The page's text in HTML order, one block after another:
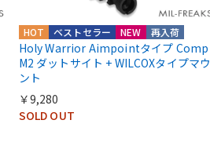
HOT NEW 再入荷
ベストセラー
Holy Warrior Aimpointタイプ Comp
M2 ダットサイト + WILCOXタイプマウ
ント
￥9,280
SOLD OUT